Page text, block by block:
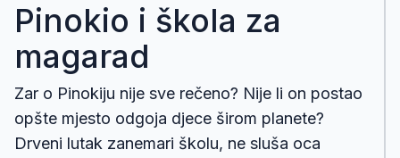
Pinokio i škola za
magarad
Zar o Pinokiju nije sve rečeno? Nije li on postao
opšte mjesto odgoja djece širom planete?
Drveni lutak zanemari školu, ne sluša oca